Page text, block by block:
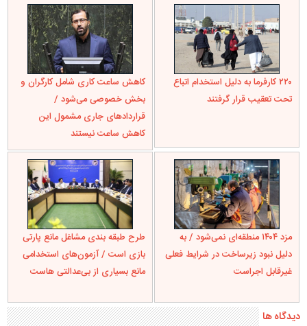
۲۲۰ کارفرما به‌ دلیل استخدام اتباع
تحت تعقیب قرار گرفتند
کاهش ساعت کاری شامل کارگران و
بخش خصوصی می‌شود /
قراردادهای جاری مشمول این
کاهش ساعت نیستند
مزد ۱۴۰۴ منطقه‌ای نمی‌شود / به
دلیل نبود زیرساخت در شرایط فعلی
غیرقابل اجراست
طرح طبقه بندی مشاغل مانع پارتی
بازی است / آزمون‌های استخدامی
مانع بسیاری از بی‌عدالتی هاست
دیدگاه ها